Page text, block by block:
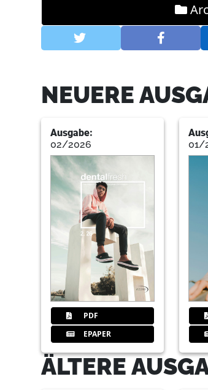
NEUERE
Ausgabe:
02/2026
PDF
EPAPER
01/
ÄLTERE